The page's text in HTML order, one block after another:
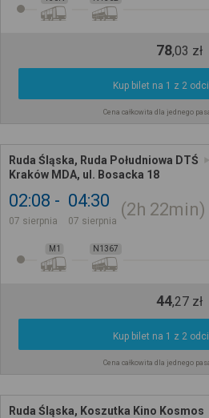
78,03 zł
Kup bilet na 1 z 2
Cena całkowita dla jednego
Ruda Śląska, Ruda Południowa DTŚ
Kraków MDA, ul. Bosacka 18
02:08
07 sierpnia
04:30
07 sierpnia
2h 22min
M1 N1367
44,27 zł
Kup bilet na 1 z 2
Cena całkowita dla jednego
Ruda Śląska, Koszutka Kino Kosmos